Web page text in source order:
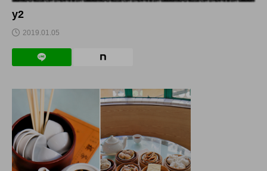
y2
2019.01.05